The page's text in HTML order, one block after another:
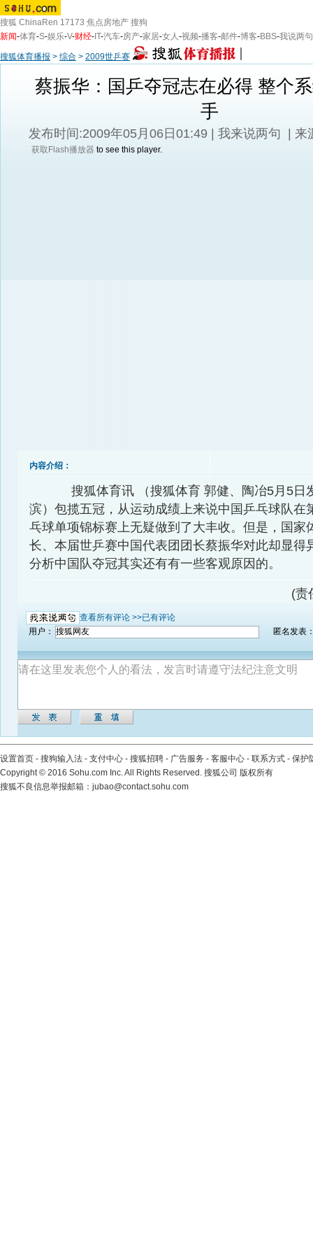
搜狐 ChinaRen 17173 焦点房地产 搜狗
新闻-体育-S-娱乐-V-财经- IT-汽车-房产-家居-女人-视频-播客-邮件-博客-BBS-我说两句
搜狐体育播报 > 综合 > 2009世乒赛
蔡振华：国乒夺冠志在必得 整个
手
发布时间:2009年05月06日01:49 | 我来说两句 | 来
获取Flash播放器 to see this player.
内容介绍：
搜狐体育讯 （搜狐体育 郭健、陶冶5月5日
滨）包揽五冠，从运动成绩上来说中国乒乓球队在
乓球单项锦标赛上无疑做到了大丰收。但是，国家
长、本届世乒赛中国代表团团长蔡振华对此却显得
分析中国队夺冠其实还有有一些客观原因的。
(责
查看所有评论 >>已有评论
用户：
匿名发表
设置首页 - 搜狗输入法 - 支付中心 - 搜狐招聘 - 广告服务 - 客服中心 - 联系方式 - 保护
Copyright© 2016 Sohu.com Inc. All Rights Reserved. 搜狐公司 版权所有
搜狐不良信息举报邮箱： jubao@contact.sohu.com